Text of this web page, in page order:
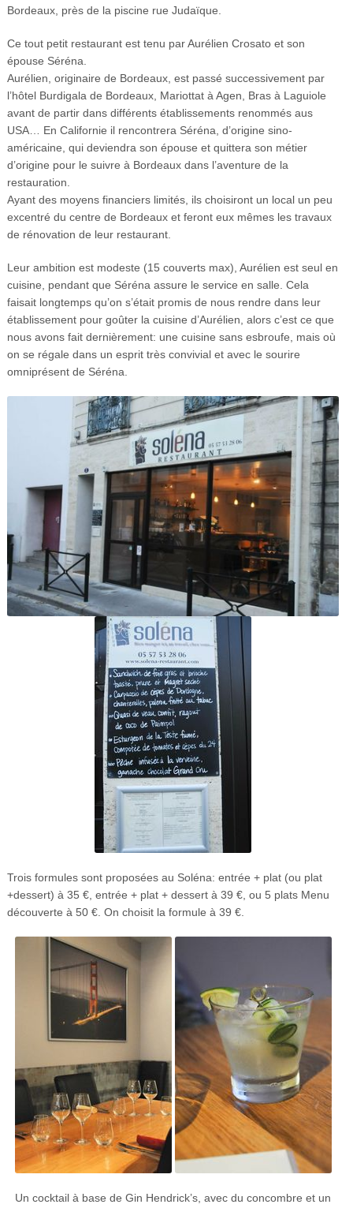
Bordeaux, près de la piscine rue Judaïque.
Ce tout petit restaurant est tenu par Aurélien Crosato et son
épouse Séréna.
Aurélien, originaire de Bordeaux, est passé successivement par
l’hôtel Burdigala de Bordeaux, Mariottat à Agen, Bras à Laguiole
avant de partir dans différents établissements renommés aus
USA… En Californie il rencontrera Séréna, d’origine sino-
américaine, qui deviendra son épouse et quittera son métier
d’origine pour le suivre à Bordeaux dans l’aventure de la
restauration.
Ayant des moyens financiers limités, ils choisiront un local un peu
excentré du centre de Bordeaux et feront eux mêmes les travaux
de rénovation de leur restaurant.
Leur ambition est modeste (15 couverts max), Aurélien est seul en
cuisine, pendant que Séréna assure le service en salle. Cela
faisait longtemps qu’on s’était promis de nous rendre dans leur
établissement pour goûter la cuisine d’Aurélien, alors c’est ce que
nous avons fait dernièrement: une cuisine sans esbroufe, mais où
on se régale dans un esprit très convivial et avec le sourire
omniprésent de Séréna.
Trois formules sont proposées au Soléna: entrée + plat (ou plat
+dessert) à 35 €, entrée + plat + dessert à 39 €, ou 5 plats Menu
découverte à 50 €. On choisit la formule à 39 €.
Un cocktail à base de Gin Hendrick’s, avec du concombre et un